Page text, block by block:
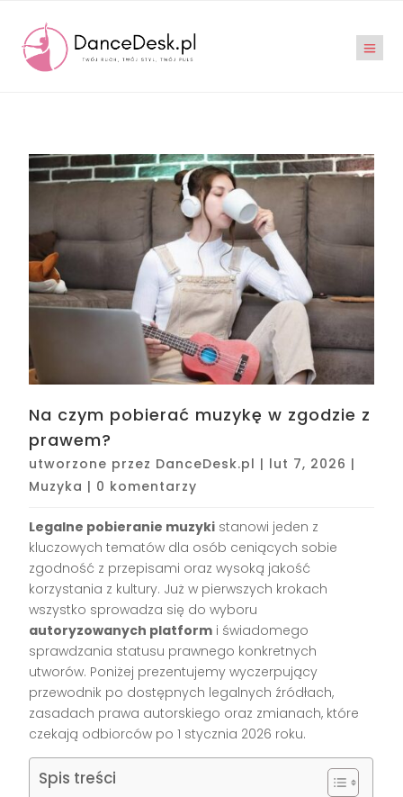
Na czym pobierać muzykę w zgodzie z
prawem?
utworzone przez DanceDesk.pl | lut 7, 2026 |
Muzyka | 0 komentarzy
Legalne pobieranie muzyki stanowi jeden z
kluczowych tematów dla osób ceniących sobie
zgodność z przepisami oraz wysoką jakość
korzystania z kultury. Już w pierwszych krokach
wszystko sprowadza się do wyboru
autoryzowanych platform i świadomego
sprawdzania statusu prawnego konkretnych
utworów. Poniżej prezentujemy wyczerpujący
przewodnik po dostępnych legalnych źródłach,
zasadach prawa autorskiego oraz zmianach, które
czekają odbiorców po 1 stycznia 2026 roku.
Spis treści